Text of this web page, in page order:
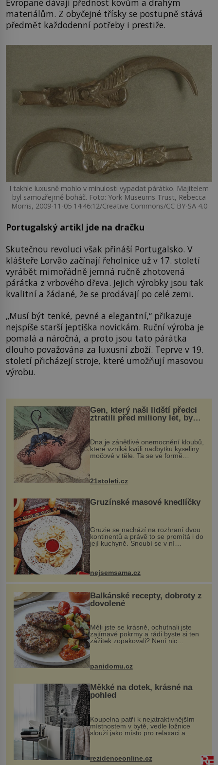
materiálům. Z obyčejné třísky se postupně stává
předmět každodenní potřeby i prestiže.
I takhle luxusně mohlo v minulosti vypadat párátko. Majitelem
byl samozřejmě boháč. Foto: York Museums Trust, Rebecca
Morris, 2009-11-05 14:46:12/Creative Commons/CC BY-SA 4.0
Portugalský artikl jde na dračku
Skutečnou revoluci však přináší Portugalsko. V
klášteře Lorvão začínají řeholnice už v 17. století
vyrábět mimořádně jemná ručně zhotovená
párátka z vrbového dřeva. Jejich výrobky jsou tak
kvalitní a žádané, že se prodávají po celé zemi.
„Musí být tenké, pevné a elegantní,“ přikazuje
nejspíše starší jeptiška novickám. Ruční výroba je
pomalá a náročná, a proto jsou tato párátka
dlouho považována za luxusní zboží. Teprve v 19.
století přicházejí stroje, které umožňují masovou
výrobu.
Gen, který naši lidští předci
ztratili před miliony let, by
mohl pomoci s léčbou
„nemoci králů“
Dna je zánětlivé onemocnění kloubů,
které vzniká kvůli nadbytku kyseliny
močové v těle. Ta se ve formě
nohou, a způsobuje bole...
21stoleti.cz
Gruzínské masové knedlíčky
Gruzie se nachází na rozhraní dvou
kontinentů a právě to se promítá i do
její kuchyně. Snoubí se v ní
evropské a asijské chutě a díky tomu
vznikají rozmanité a chuťově bohaté
pokrmy, které rozhodně st...
nejsemsama.cz
Balkánské recepty, dobroty z
dovolené
Měli jste se krásně, ochutnali jste
zajímavé pokrmy a rádi byste si ten
zážitek zopakovali? Není nic
snazšího. Pljeskavica (10 porcí)
Možná jste ji ochutnali na dovolené v
bývalé Jugoslávii, lze ji vi...
panidomu.cz
Měkké na dotek, krásné na
pohled
Koupelna patří k nejatraktivnějším
místnostem v bytě, vedle ložnice
slouží jako místo pro relaxaci a
odpočinek. Koupelnový textil –
ručníky, osušky a koberečky –
mohou jako mávnutím kouzelného
proutku...
rezidenceonline.cz